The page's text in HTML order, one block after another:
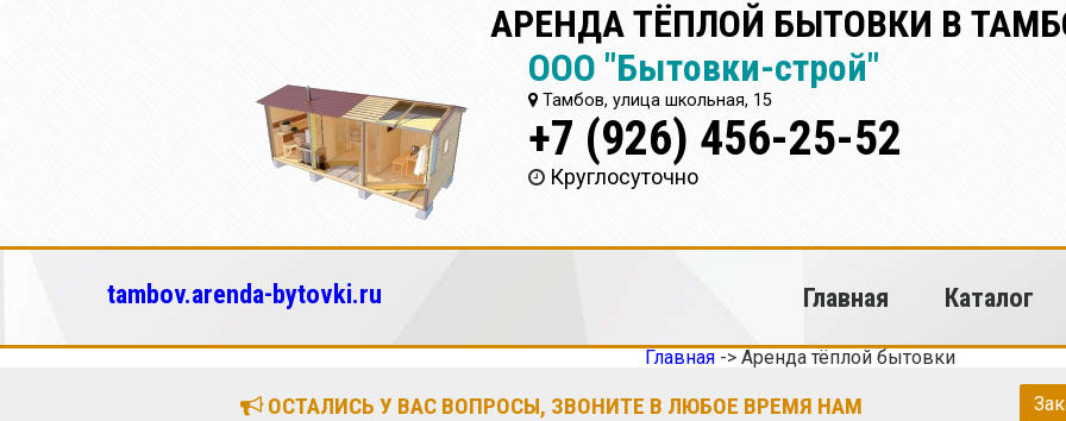
АРЕНДА ТЁПЛОЙ БЫТОВКИ В
ООО "Бытовки-строй"
Тамбов, улица школьная, 15
+7 (926) 456-25-52
Круглосуточно
tambov.arenda-bytovki.ru Главная Каталог
Главная-> Аренда тёплой бытовки
ОСТАЛИСЬ У ВАС ВОПРОСЫ, ЗВОНИТЕ В ЛЮБОЕ ВРЕМЯ НАМ